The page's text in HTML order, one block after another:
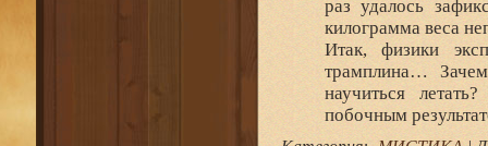
раз удалось
килограмма веса
Итак, физики
трамплина…
научиться
побочным